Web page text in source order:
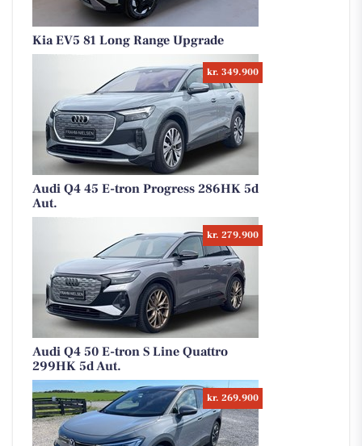
Kia EV5 81 Long Range Upgrade
kr. 349.900
Audi Q4 45 E-tron Progress 286HK 5d
Aut.
kr. 279.900
Audi Q4 50 E-tron S Line Quattro
299HK 5d Aut.
kr. 269.900